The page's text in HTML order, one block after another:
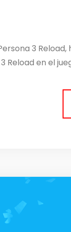
3 Reload,
Reload en el